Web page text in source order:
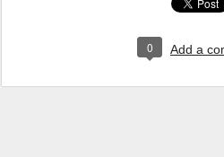
0 Add a